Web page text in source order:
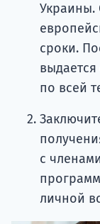
Украины.
сроки.
по всей
с
личной